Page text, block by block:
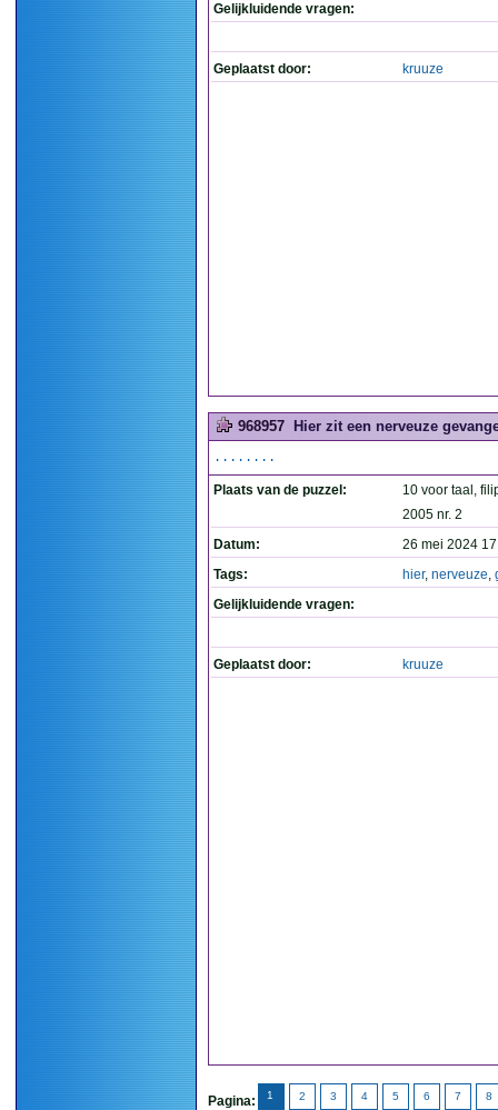
Gelijkluidende vragen:
Geplaatst door: kruuze
968957 Hier zit een nerveuze
........
Plaats van de puzzel:
10 voor taal,
2005 nr. 2
Datum:
26 mei 2024
Tags:
hier, nerveuze,
Gelijkluidende vragen:
Geplaatst door: kruuze
Pagina: 1 2 3 4 5 6 7 8